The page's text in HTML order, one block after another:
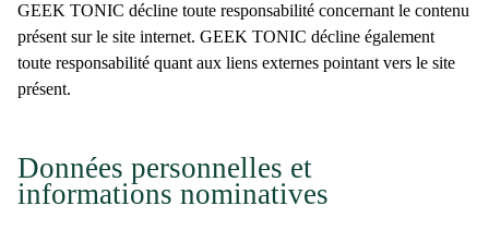
GEEK TONIC décline toute responsabilité concernant le contenu
présent sur le site internet. GEEK TONIC décline également
toute responsabilité quant aux liens externes pointant vers le site
présent.
Données personnelles et
informations nominatives